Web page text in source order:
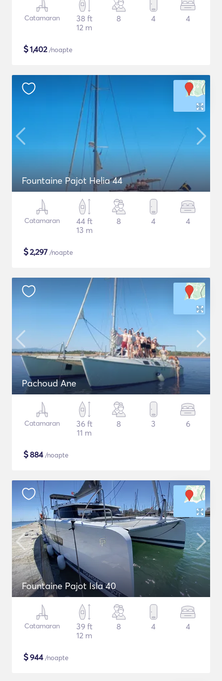
Catamaran
38 ft
12 m
8 4 4
$1,402/noapte
Fountaine Pajot Helia 44
Catamaran
44 ft
13 m
8 4 4
$2,297 /noapte
Pachoud Ane
Catamaran
36 ft
11 m
8 3 6
$884/noapte
Fountaine Pajot Isla 40
Catamaran
39 ft
12 m
8 4 4
$944/noapte